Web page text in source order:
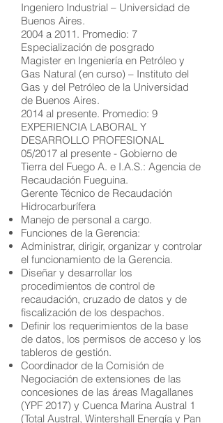
Ingeniero Industrial – Universidad de
Buenos Aires.
2004 a 2011. Promedio: 7
Especialización de posgrado
Magister en Ingeniería en Petróleo y
Gas Natural (en curso) – Instituto del
Gas y del Petróleo de la Universidad
de Buenos Aires.
2014 al presente. Promedio: 9
EXPERIENCIA LABORAL Y
DESARROLLO PROFESIONAL
05/2017 al presente - Gobierno de
Tierra del Fuego A. e I.A.S.: Agencia de
Recaudación Fueguina.
Gerente Técnico de Recaudación
Hidrocarburífera
Manejo de personal a cargo.
Funciones de la Gerencia:
Administrar, dirigir, organizar y controlar
el funcionamiento de la Gerencia.
Diseñar y desarrollar los
procedimientos de control de
recaudación, cruzado de datos y de
fiscalización de los despachos.
Definir los requerimientos de la base
de datos, los permisos de acceso y los
tableros de gestión.
Coordinador de la Comisión de
Negociación de extensiones de las
concesiones de las áreas Magallanes
(YPF 2017) y Cuenca Marina Austral 1
(Total Austral, Wintershall Energía y Pan